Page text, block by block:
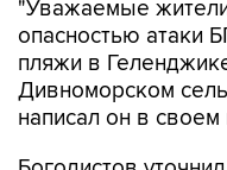
"Уважаемые жители
опасностью атаки
пляжи в
Дивноморском
написал он в своем